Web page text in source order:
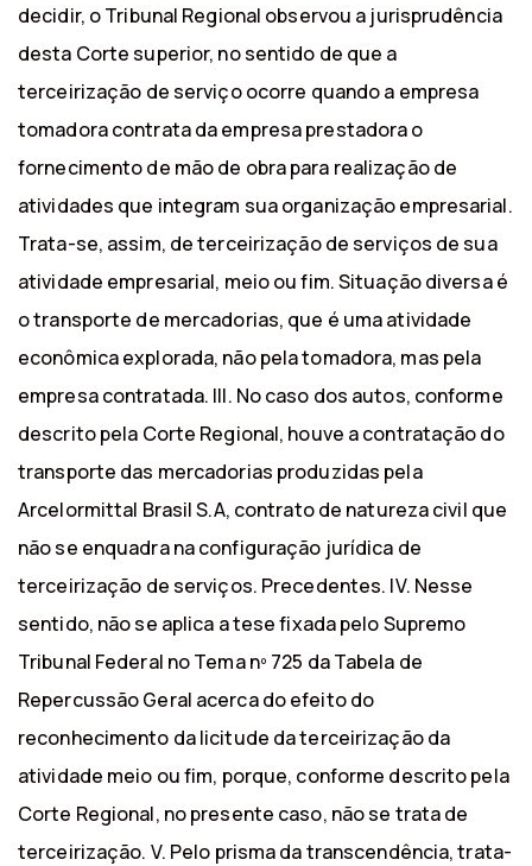
decidir, o Tribunal Regional observou a jurisprudência
desta Corte superior, no sentido de que a
terceirização de serviço ocorre quando a empresa
tomadora contrata da empresa prestadora o
fornecimento de mão de obra para realização de
atividades que integram sua organização empresarial.
Trata-se, assim, de terceirização de serviços de sua
atividade empresarial, meio ou fim. Situação diversa é
o transporte de mercadorias, que é uma atividade
econômica explorada, não pela tomadora, mas pela
empresa contratada. III. No caso dos autos, conforme
descrito pela Corte Regional, houve a contratação do
transporte das mercadorias produzidas pela
Arcelormittal Brasil S.A, contrato de natureza civil que
não se enquadra na configuração jurídica de
terceirização de serviços. Precedentes. IV. Nesse
sentido, não se aplica a tese fixada pelo Supremo
Tribunal Federal no Tema nº 725 da Tabela de
Repercussão Geral acerca do efeito do
reconhecimento da licitude da terceirização da
atividade meio ou fim, porque, conforme descrito pela
Corte Regional, no presente caso, não se trata de
terceirização. V. Pelo prisma da transcendência, trata-